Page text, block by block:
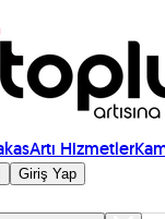
Artı Hizmetler
Giriş Yap